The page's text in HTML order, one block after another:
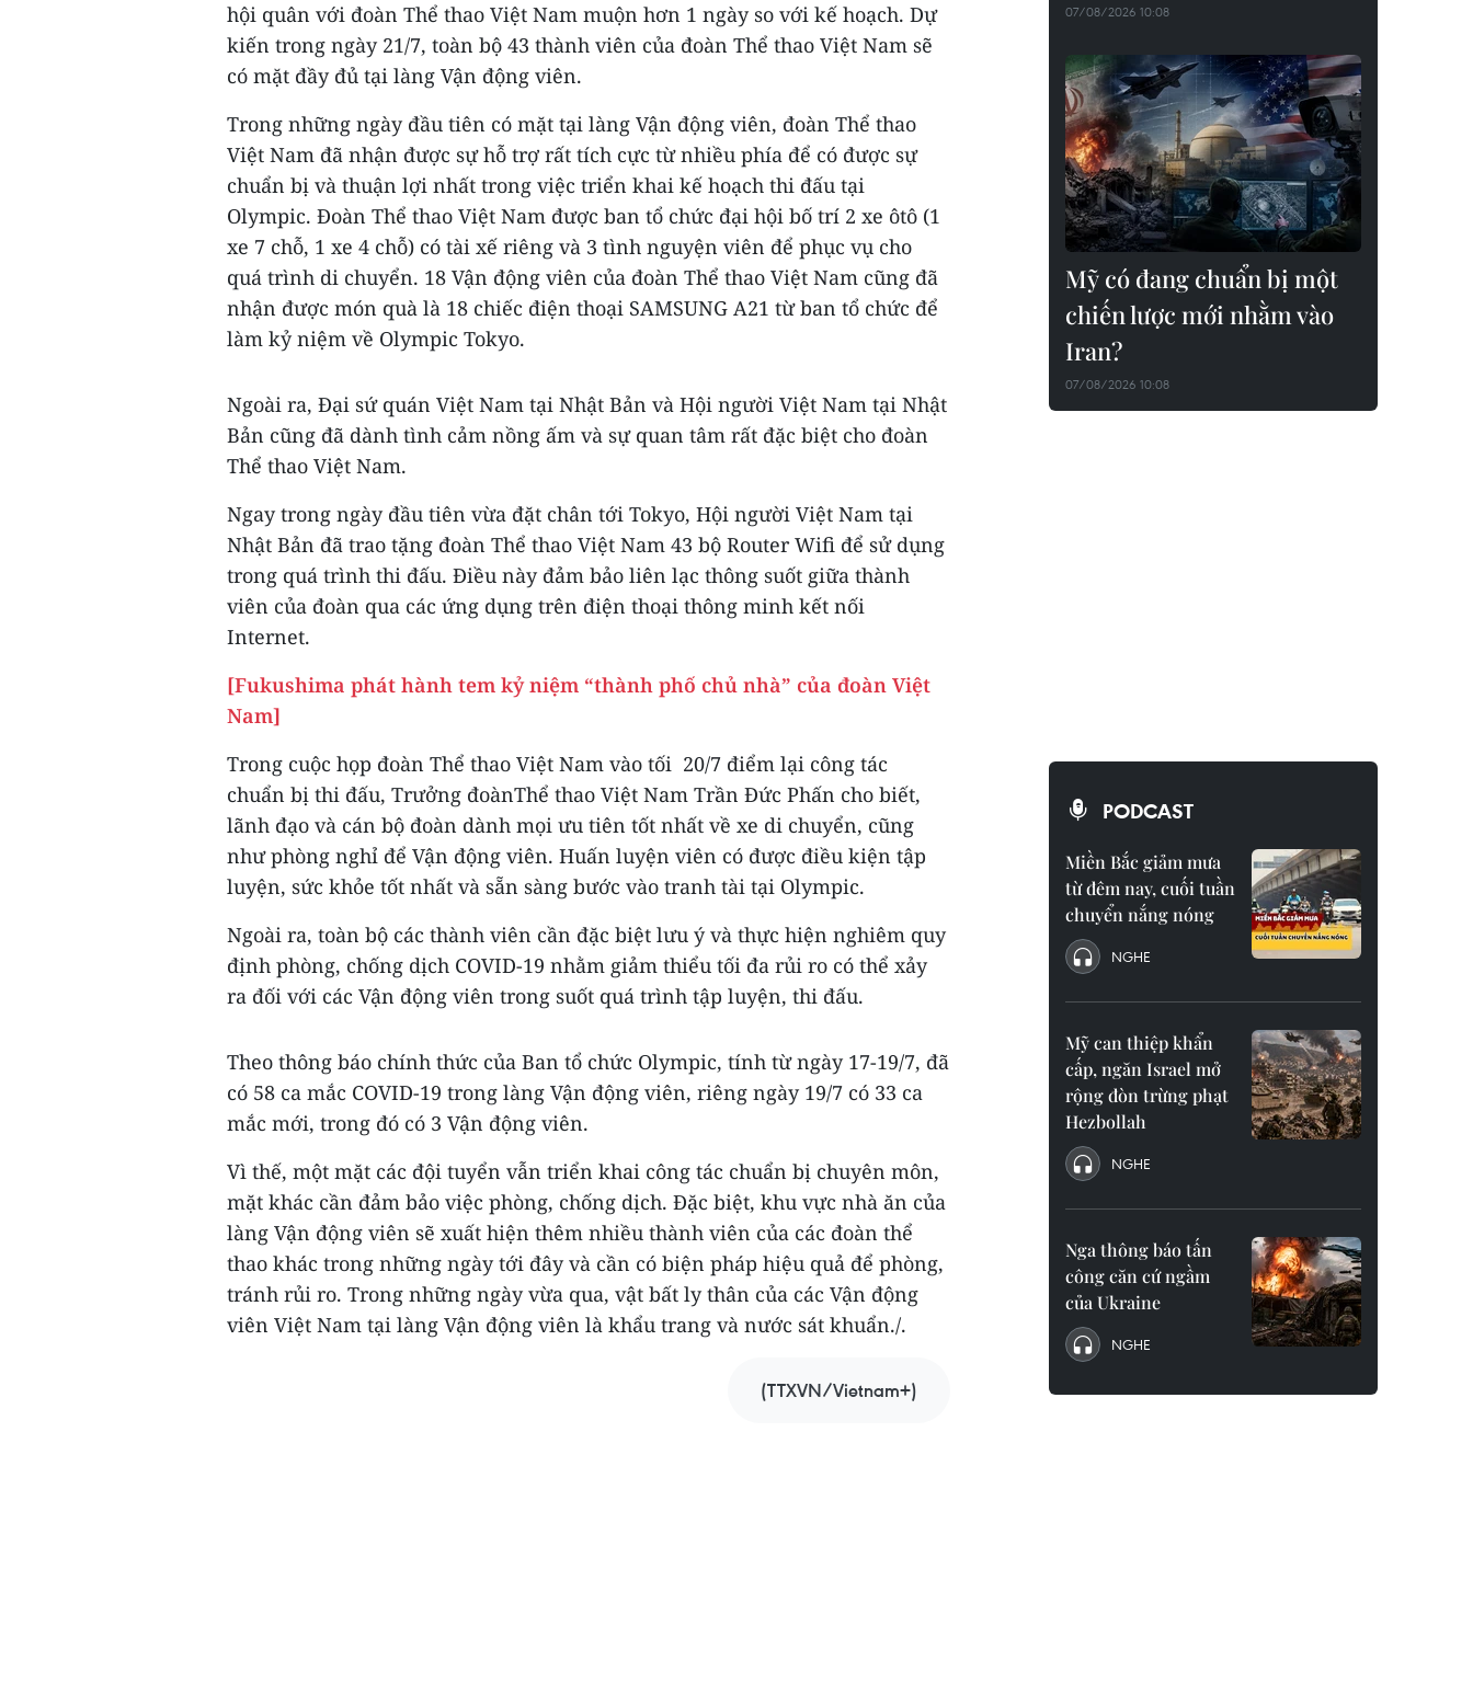
hội quân với đoàn Thể thao Việt Nam muộn hơn 1 ngày so với kế hoạch. Dự
kiến trong ngày 21/7, toàn bộ 43 thành viên của đoàn Thể thao Việt Nam sẽ
có mặt đầy đủ tại làng Vận động viên.
Trong những ngày đầu tiên có mặt tại làng Vận động viên, đoàn Thể thao
Việt Nam đã nhận được sự hỗ trợ rất tích cực từ nhiều phía để có được sự
chuẩn bị và thuận lợi nhất trong việc triển khai kế hoạch thi đấu tại
Olympic. Đoàn Thể thao Việt Nam được ban tổ chức đại hội bố trí 2 xe ôtô (1
xe 7 chỗ, 1 xe 4 chỗ) có tài xế riêng và 3 tình nguyện viên để phục vụ cho
quá trình di chuyển. 18 Vận động viên của đoàn Thể thao Việt Nam cũng đã
nhận được món quà là 18 chiếc điện thoại SAMSUNG A21 từ ban tổ chức để
làm kỷ niệm về Olympic Tokyo.
Ngoài ra, Đại sứ quán Việt Nam tại Nhật Bản và Hội người Việt Nam tại Nhật
Bản cũng đã dành tình cảm nồng ấm và sự quan tâm rất đặc biệt cho đoàn
Thể thao Việt Nam.
Ngay trong ngày đầu tiên vừa đặt chân tới Tokyo, Hội người Việt Nam tại
Nhật Bản đã trao tặng đoàn Thể thao Việt Nam 43 bộ Router Wifi để sử dụng
trong quá trình thi đấu. Điều này đảm bảo liên lạc thông suốt giữa thành
viên của đoàn qua các ứng dụng trên điện thoại thông minh kết nối
Internet.
[Fukushima phát hành tem kỷ niệm “thành phố chủ nhà” của đoàn Việt
Nam]
Trong cuộc họp đoàn Thể thao Việt Nam vào tối 20/7 điểm lại công tác
chuẩn bị thi đấu, Trưởng đoànThể thao Việt Nam Trần Đức Phấn cho biết,
lãnh đạo và cán bộ đoàn dành mọi ưu tiên tốt nhất về xe di chuyển, cũng
như phòng nghỉ để Vận động viên. Huấn luyện viên có được điều kiện tập
luyện, sức khỏe tốt nhất và sẵn sàng bước vào tranh tài tại Olympic.
Ngoài ra, toàn bộ các thành viên cần đặc biệt lưu ý và thực hiện nghiêm quy
định phòng, chống dịch COVID-19 nhằm giảm thiểu tối đa rủi ro có thể xảy
ra đối với các Vận động viên trong suốt quá trình tập luyện, thi đấu.
Theo thông báo chính thức của Ban tổ chức Olympic, tính từ ngày 17-19/7, đã
có 58 ca mắc COVID-19 trong làng Vận động viên, riêng ngày 19/7 có 33 ca
mắc mới, trong đó có 3 Vận động viên.
Vì thế, một mặt các đội tuyển vẫn triển khai công tác chuẩn bị chuyên môn,
mặt khác cần đảm bảo việc phòng, chống dịch. Đặc biệt, khu vực nhà ăn của
làng Vận động viên sẽ xuất hiện thêm nhiều thành viên của các đoàn thể
thao khác trong những ngày tới đây và cần có biện pháp hiệu quả để phòng,
tránh rủi ro. Trong những ngày vừa qua, vật bất ly thân của các Vận động
viên Việt Nam tại làng Vận động viên là khẩu trang và nước sát khuẩn./.
(TTXVN/Vietnam+)
07/08/2026 10:08
Mỹ có đang chuẩn bị một
chiến lược mới nhằm vào
Iran?
07/08/2026 10:08
PODCAST
Miền Bắc giảm mưa
từ đêm nay, cuối tuần
chuyển nắng nóng
NGHE
Mỹ can thiệp khẩn
cấp, ngăn Israel mở
rộng đòn trừng phạt
Hezbollah
NGHE
Nga thông báo tấn
công căn cứ ngầm
của Ukraine
NGHE